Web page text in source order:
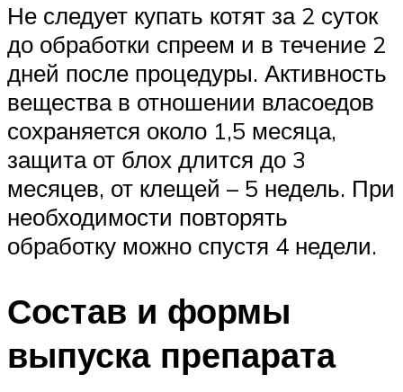
Не следует купать котят за 2 суток
до обработки спреем и в течение 2
дней после процедуры. Активность
вещества в отношении власоедов
сохраняется около 1,5 месяца,
защита от блох длится до 3
месяцев, от клещей – 5 недель. При
необходимости повторять
обработку можно спустя 4 недели.
Состав и формы
выпуска препарата